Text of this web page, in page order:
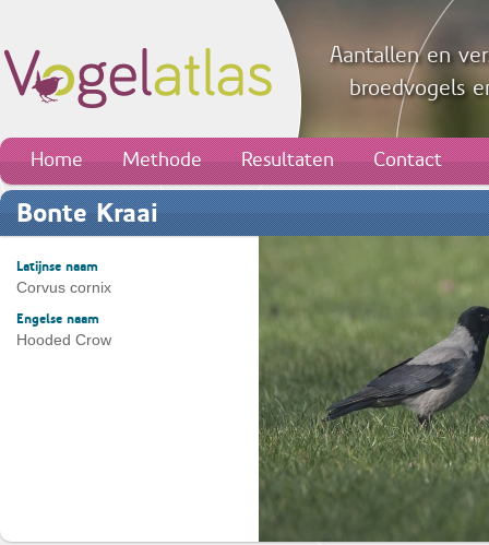
Aantallen en
broedvogels
Home Methode Resultaten Contact
Bonte Kraai
Latijnse naam
Corvus cornix
Engelse naam
Hooded Crow